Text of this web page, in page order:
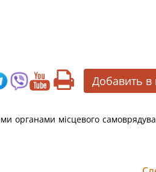
Добавить в
органами місцевого